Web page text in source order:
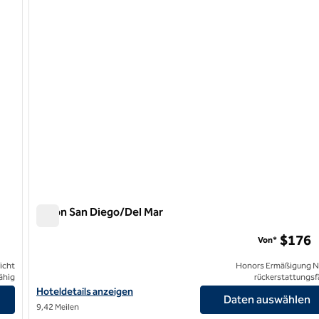
Hilton San Diego/Del Mar
Hoteldetails für das Hilton San Diego/Del Mar anzeigen
Hoteldetails anzeigen
9,42 Meilen
Von* $176
Honors Ermäßigung
Daten auswählen